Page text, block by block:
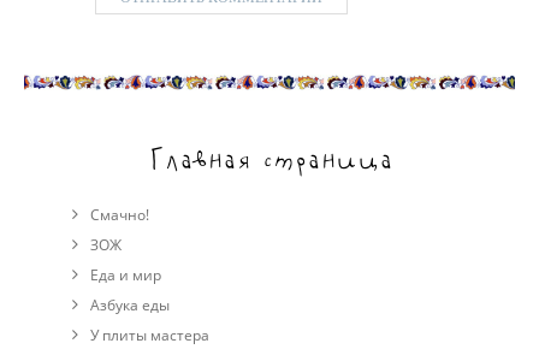
Главная страница
Смачно!
ЗОЖ
Еда и мир
Азбука еды
У плиты мастера